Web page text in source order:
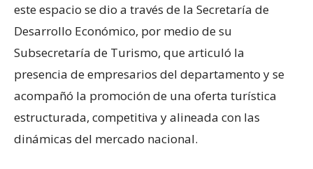
este espacio se dio a través de la Secretaría de
Desarrollo Económico, por medio de su
Subsecretaría de Turismo, que articuló la
presencia de empresarios del departamento y se
acompañó la promoción de una oferta turística
estructurada, competitiva y alineada con las
dinámicas del mercado nacional.